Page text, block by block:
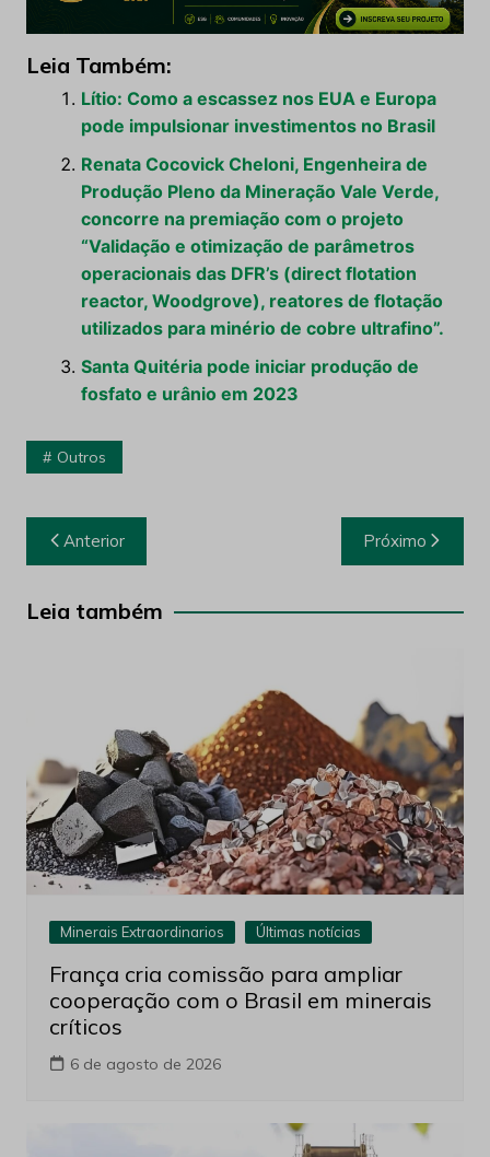
Leia Também:
Lítio: Como a escassez nos EUA e Europa
pode impulsionar investimentos no Brasil
Renata Cocovick Cheloni, Engenheira de
Produção Pleno da Mineração Vale Verde,
concorre na premiação com o projeto
“Validação e otimização de parâmetros
operacionais das DFR’s (direct flotation
reactor, Woodgrove), reatores de flotação
utilizados para minério de cobre ultrafino”.
Santa Quitéria pode iniciar produção de
fosfato e urânio em 2023
Outros
Navegação
de
Post
Anterior Próximo
Leia também
Minerais Extraordinarios Últimas notícias
França cria comissão para ampliar
cooperação com o Brasil em minerais
críticos
6 de agosto de 2026